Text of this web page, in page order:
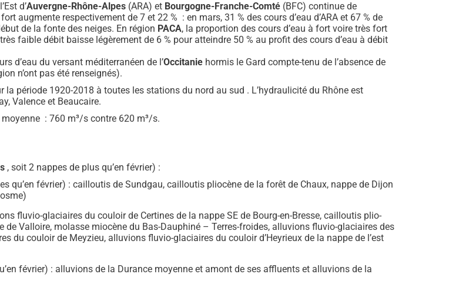
d’Auvergne-Rhône-Alpes (ARA) et Bourgogne-Franche-Comté (BFC) continue de
augmente respectivement de 7 et 22 % : en mars, 31 % des cours d’eau d’ARA et 67 % de
de la fonte des neiges. En région PACA, la proportion des cours d’eau à fort voire très fort
faible débit baisse légèrement de 6 % pour atteindre 50 % au profit des cours d’eau à débit
d’eau du versant méditerranéen de l’Occitanie hormis le Gard compte-tenu de l’absence de
n’ont pas été renseignés).
période 1920-2018 à toutes les stations du nord au sud . L’hydraulicité du Rhône est
Valence et Beaucaire.
: 760 m³/s contre 620 m³/s.
, soit 2 nappes de plus qu’en février) :
qu’en février) : cailloutis de Sundgau, cailloutis pliocène de la forêt de Chaux, nappe de Dijon
fluvio-glaciaires du couloir de Certines de la nappe SE de Bourg-en-Bresse, cailloutis plio-
Valloire, molasse miocène du Bas-Dauphiné – Terres-froides, alluvions fluvio-glaciaires des
du couloir de Meyzieu, alluvions fluvio-glaciaires du couloir d’Heyrieux de la nappe de l’est
février) : alluvions de la Durance moyenne et amont de ses affluents et alluvions de la